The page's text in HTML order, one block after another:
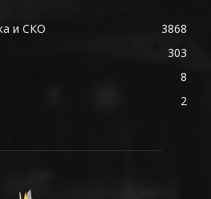
и СКО
3868
303
8
2